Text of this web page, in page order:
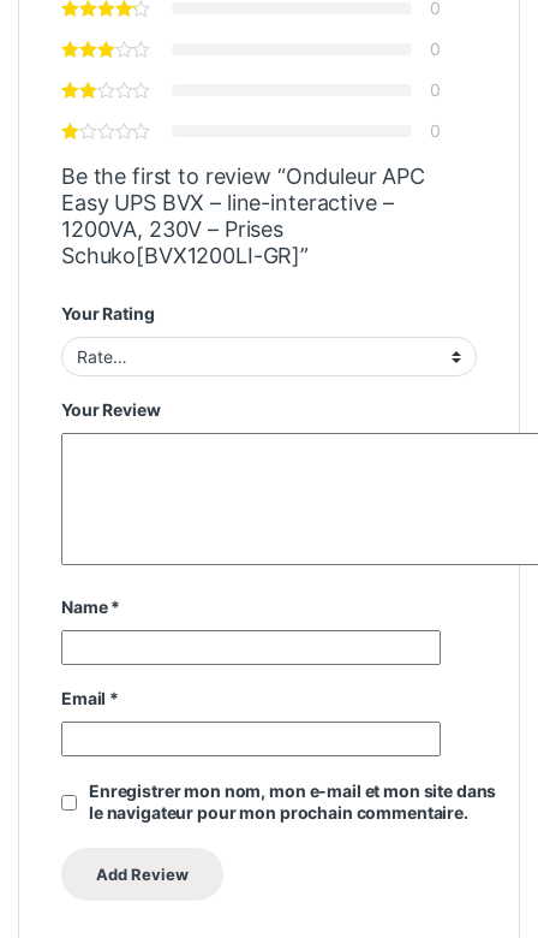
0
0
0
0
Be the first to review “Onduleur APC
Easy UPS BVX – line-interactive –
1200VA, 230V – Prises
Schuko[BVX1200LI-GR]”
Your Rating
Your Review
Name*
Email *
Enregistrer mon nom, mon e-mail et mon site dans
le navigateur pour mon prochain commentaire.